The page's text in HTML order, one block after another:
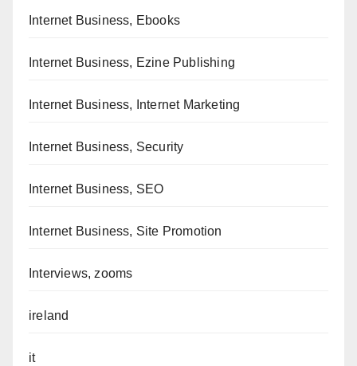
Internet Business, Ebooks
Internet Business, Ezine Publishing
Internet Business, Internet Marketing
Internet Business, Security
Internet Business, SEO
Internet Business, Site Promotion
Interviews, zooms
ireland
it